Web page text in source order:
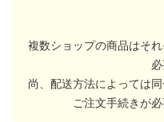
複数ショップの商品はそ
必
尚、配送方法によっては
ご注文手続きが